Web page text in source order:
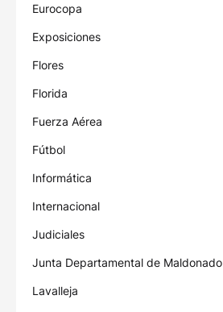
Eurocopa
Exposiciones
Flores
Florida
Fuerza Aérea
Fútbol
Informática
Internacional
Judiciales
Junta Departamental de Maldonado
Lavalleja